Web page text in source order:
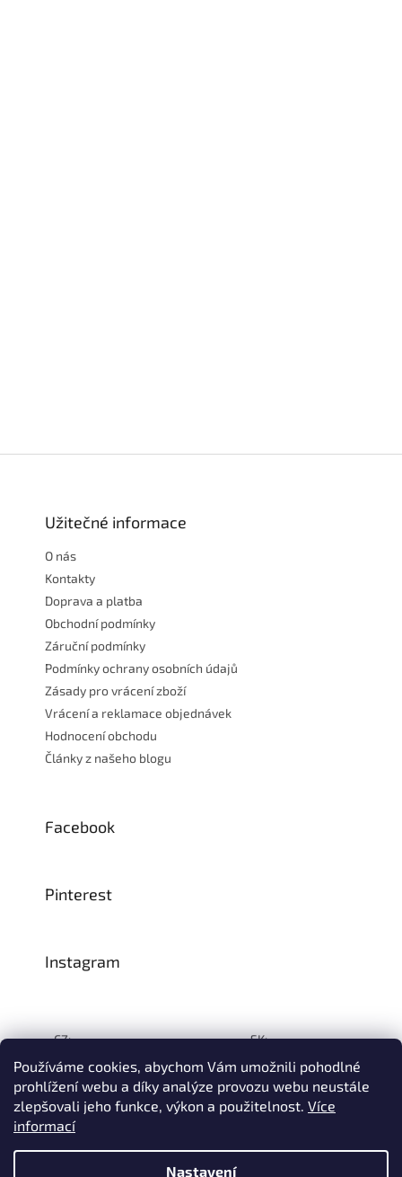
Používáme cookies, abychom Vám umožnili pohodlné
prohlížení webu a díky analýze provozu webu neustále
zlepšovali jeho funkce, výkon a použitelnost. Více
informací
Nastavení
Užitečné informace
O nás
Kontakty
Doprava a platba
Obchodní podmínky
Záruční podmínky
Podmínky ochrany osobních údajů
Zásady pro vrácení zboží
Vrácení a reklamace objednávek
Hodnocení obchodu
Články z našeho blogu
Facebook
Pinterest
Instagram
CZ: SK:
Vytvořil Shoptet
© 1993–2026INTEA SERVICE s.r.o.Všechna práva vyhrazena.